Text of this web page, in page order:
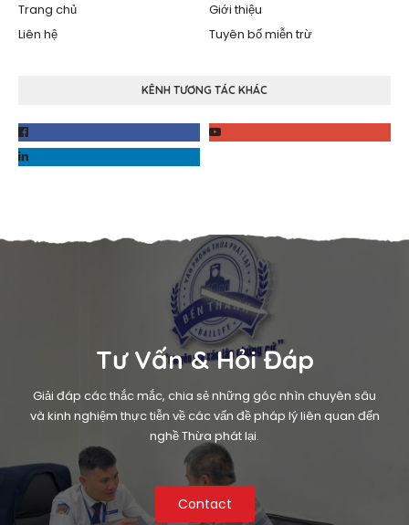
Trang chủ
Giới thiệu
Liên hệ
Tuyên bố miễn trừ
KÊNH TƯƠNG TÁC KHÁC
Tư Vấn & Hỏi Đáp
Giải đáp các thắc mắc, chia sẻ những góc nhìn chuyên sâu
và kinh nghiệm thực tiễn về các vấn đề pháp lý liên quan đến
nghề Thừa phát lại.
Contact